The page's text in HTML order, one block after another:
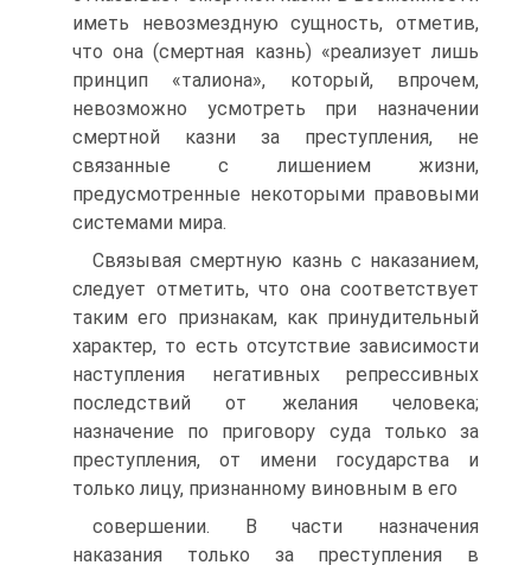
иметь невозмездную сущность, отметив,
что она (смертная казнь) «реализует лишь
принцип «талиона», который, впрочем,
невозможно усмотреть при назначении
смертной казни за преступления, не
связанные с лишением жизни,
предусмотренные некоторыми правовыми
системами мира.
Связывая смертную казнь с наказанием,
следует отметить, что она соответствует
таким его признакам, как принудительный
характер, то есть отсутствие зависимости
наступления негативных репрессивных
последствий от желания человека;
назначение по приговору суда только за
преступления, от имени государства и
только лицу, признанному виновным в его
совершении. В части назначения
наказания только за преступления в